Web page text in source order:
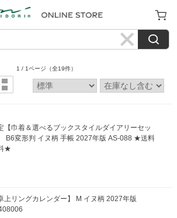
1 / 1ページ （全19件）
【巾着＆選べるブックスタイルダイアリーセッ
B6変形判 イヌ柄 手帳 2027年版 AS-088 ★送料
★
上リングカレンダー】 M イヌ柄 2027年版